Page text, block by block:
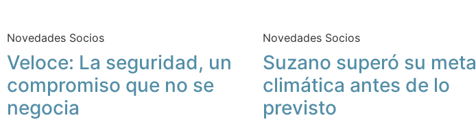
Novedades Socios
Veloce: La seguridad, un
compromiso que no se
negocia
Novedades Socios
Suzano superó su meta
climática antes de lo
previsto